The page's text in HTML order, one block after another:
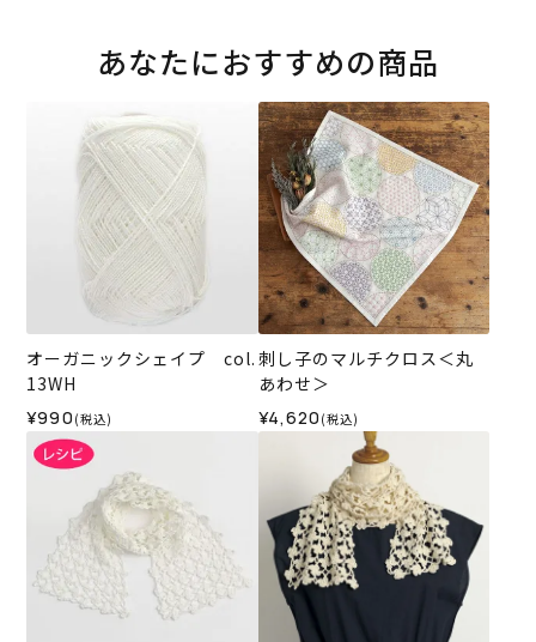
あなたにおすすめの商品
オーガニックシェイプ col.
13WH
¥990 (税込)
刺し子のマルチクロス＜丸
あわせ＞
¥4,620 (税込)